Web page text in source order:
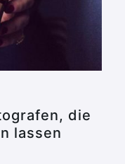
die
lassen